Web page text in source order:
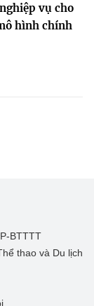
vụ cho
hình chính
BTTTT
thao và Du lịch